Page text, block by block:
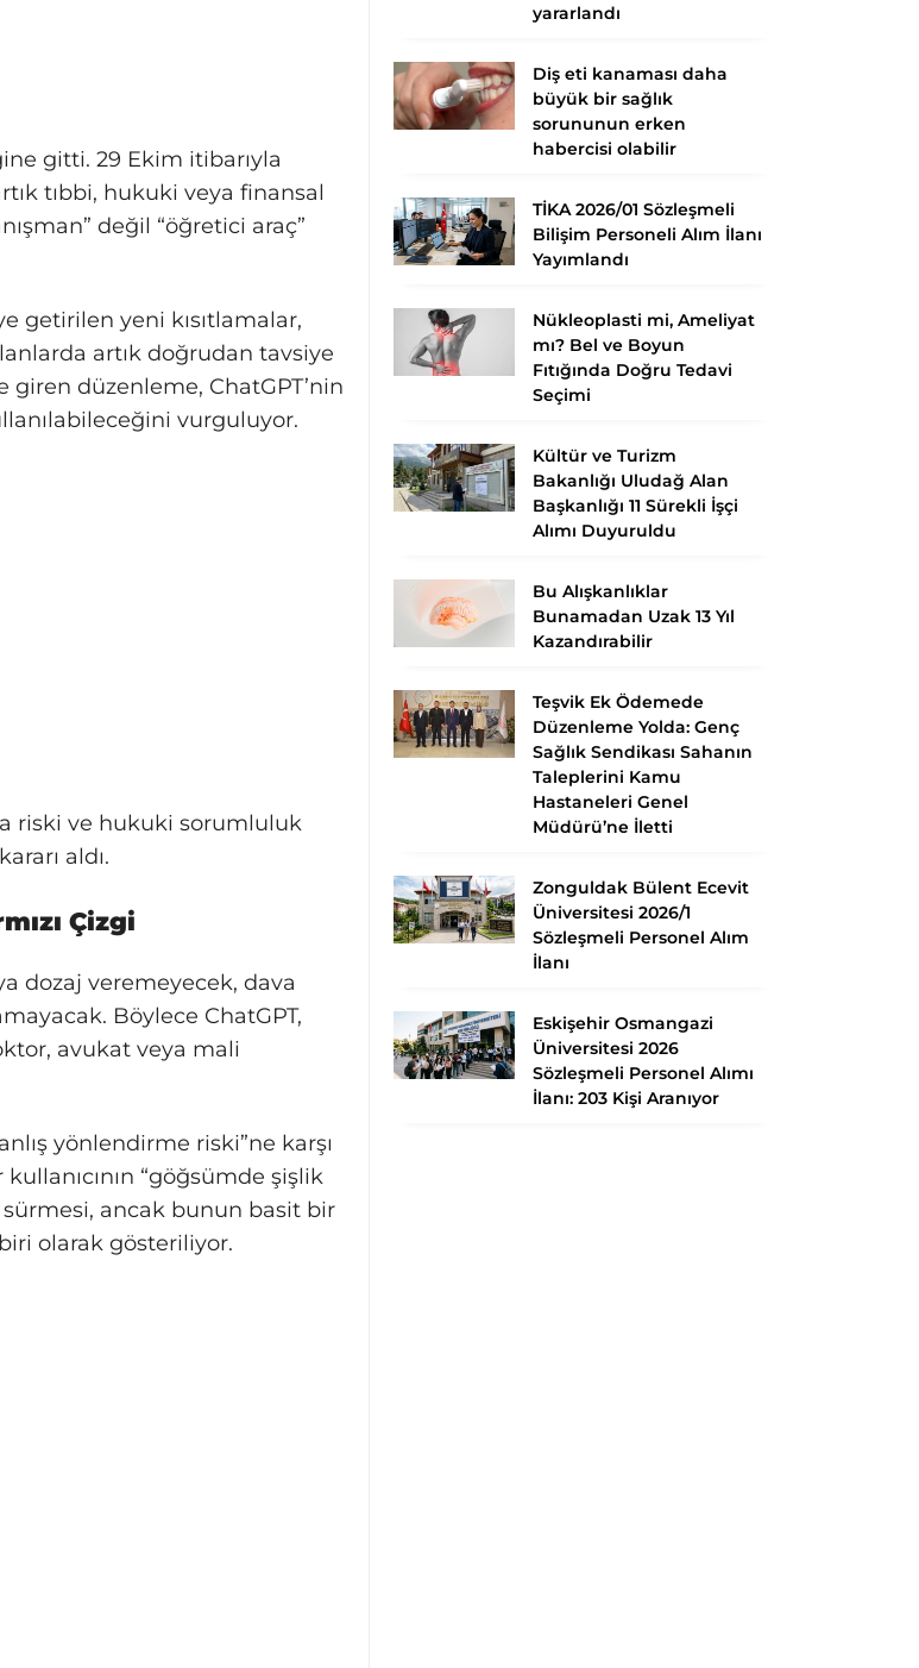
gitti. 29 Ekim itibarıyla
tıbbi, hukuki veya finansal
değil “öğretici araç”
getirilen yeni kısıtlamalar,
artık doğrudan tavsiye
giren düzenleme, ChatGPT’nin
vurguluyor.
riski ve hukuki sorumluluk
aldı.
Çizgi
dozaj veremeyecek, dava
Böylece ChatGPT,
avukat veya mali
yönlendirme riski”ne karşı
“göğsümde şişlik
ancak bunun basit bir
olarak gösteriliyor.
yararlandı
Diş eti kanaması daha
büyük bir sağlık
sorununun erken
habercisi olabilir
TİKA 2026/01 Sözleşmeli
Bilişim Personeli Alım İlanı
Yayımlandı
Nükleoplasti mi, Ameliyat
mı? Bel ve Boyun
Fıtığında Doğru Tedavi
Seçimi
Kültür ve Turizm
Bakanlığı Uludağ Alan
Başkanlığı 11 Sürekli İşçi
Alımı Duyuruldu
Bu Alışkanlıklar
Bunamadan Uzak 13 Yıl
Kazandırabilir
Teşvik Ek Ödemede
Düzenleme Yolda: Genç
Sağlık Sendikası Sahanın
Taleplerini Kamu
Hastaneleri Genel
Müdürü’ne İletti
Zonguldak Bülent Ecevit
Üniversitesi 2026/1
Sözleşmeli Personel Alım
İlanı
Eskişehir Osmangazi
Üniversitesi 2026
Sözleşmeli Personel Alımı
İlanı: 203 Kişi Aranıyor